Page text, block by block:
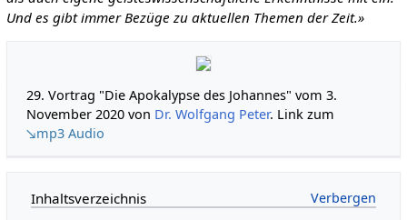
Und es gibt immer Bezüge zu aktuellen Themen der Zeit.»
29. Vortrag "Die Apokalypse des Johannes" vom 3.
November 2020 von Dr. Wolfgang Peter. Link zum
↘mp3 Audio
Inhaltsverzeichnis